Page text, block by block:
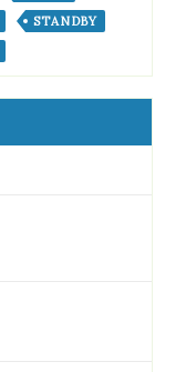
STANDBY